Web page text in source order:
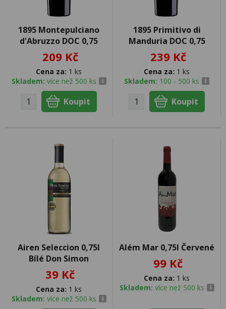
1895 Montepulciano
d'Abruzzo DOC 0,75
209 Kč
Cena za: 1 ks
Skladem: více než 500 ks
1895 Primitivo di
Manduria DOC 0,75
239 Kč
Cena za: 1 ks
Skladem: 100 - 500 ks
Airen Seleccion 0,75l
Bílé Don Simon
39 Kč
Cena za: 1 ks
Skladem: více než 500 ks
Além Mar 0,75l Červené
99 Kč
Cena za: 1 ks
Skladem: více než 500 ks